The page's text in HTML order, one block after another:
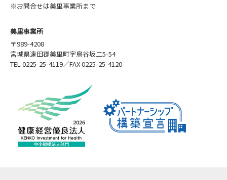
※お問合せは美里事業所まで
美里事業所
〒989-4208
宮城県遠田郡美里町字鳥谷坂二5-54
TEL 0225-25-4119／FAX 0225-25-4120